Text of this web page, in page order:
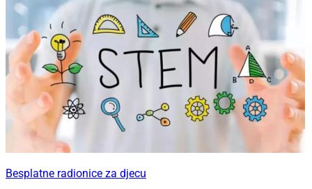
Besplatne radionice za djecu